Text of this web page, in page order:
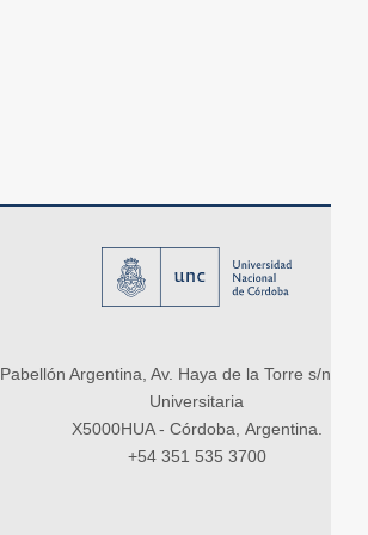
Pabellón Argentina, Av. Haya de la Torre s/n,
Universitaria
X5000HUA - Córdoba, Argentina.
+54 351 535 3700